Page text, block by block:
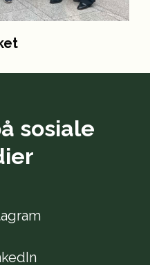
sosiale